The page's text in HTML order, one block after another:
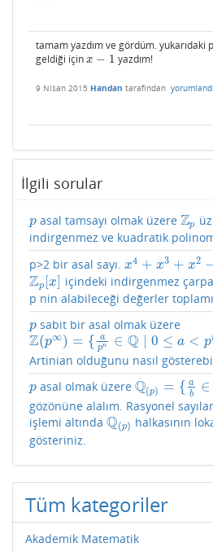
tamam yazdım ve gördüm. yukarıdaki
geldiği için x − 1
x− 1 yazdım!
9 Nisan 2015 Handan tarafından yorumlandı
İlgili sorular
p
pasal tamsayı olmak üzere Zp
Zp
indirgenmez ve kuadratik
p>2 bir asal sayı. x4 + x3 + x2
x4+x3 +x2 −x +1¯
Zp [x]
Zp[ x] içindeki indirgenmez
p nin alabileceği değerler toplamı
p
psabit bir asal olmak üzere
Z(p∞) = { a
pn ∈ Q 0 ≤ a < p
Z(p∞)={ apn∈Q 0≤ a< n,n∈ N}
Artinian olduğunu nasıl
p
pasal olmak üzere Q(p) = { a
b
∈
Q(p)= {a b∈Q ∣p
gözönüne alalım. Rasyonel
işlemi altında Q(p)
Q(p) halkasının
gösteriniz.
Tüm kategoriler
Akademik Matematik